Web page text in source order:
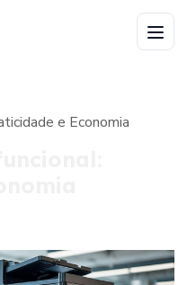
e Economia